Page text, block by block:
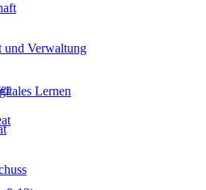
und Verwaltung
Lernen